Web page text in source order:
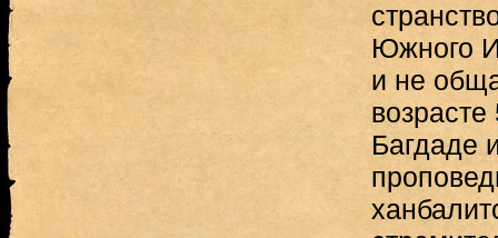
Южного
и не
Багдаде